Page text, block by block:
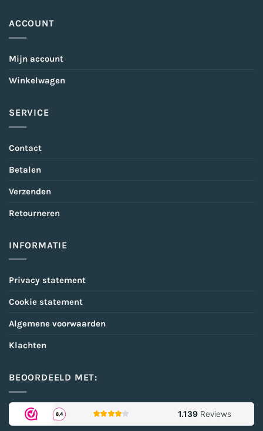
ACCOUNT
Mijn account
Winkelwagen
SERVICE
Contact
Betalen
Verzenden
Retourneren
INFORMATIE
Privacy statement
Cookie statement
Algemene voorwaarden
Klachten
BEOORDEELD MET: